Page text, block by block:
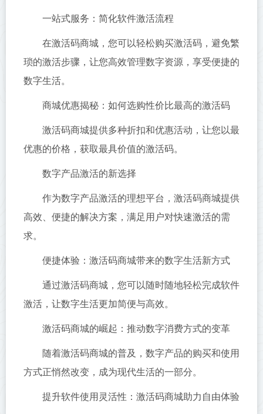
一站式服务：简化软件激活流程
在激活码商城，您可以轻松购买激活码，避免繁
琐的激活步骤，让您高效管理数字资源，享受便捷的
数字生活。
商城优惠揭秘：如何选购性价比最高的激活码
激活码商城提供多种折扣和优惠活动，让您以最
优惠的价格，获取最具价值的激活码。
数字产品激活的新选择
作为数字产品激活的理想平台，激活码商城提供
高效、便捷的解决方案，满足用户对快速激活的需
求。
便捷体验：激活码商城带来的数字生活新方式
通过激活码商城，您可以随时随地轻松完成软件
激活，让数字生活更加简便与高效。
激活码商城的崛起：推动数字消费方式的变革
随着激活码商城的普及，数字产品的购买和使用
方式正悄然改变，成为现代生活的一部分。
提升软件使用灵活性：激活码商城助力自由体验